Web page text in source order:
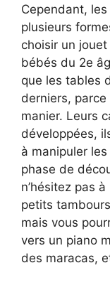
Cependant,
plusieurs
choisir un
bébés du 2e
que les tables
derniers, parce
manier. Leurs
développées,
à manipuler
phase de
n’hésitez pas
petits
mais vous
vers un piano
des maracas,